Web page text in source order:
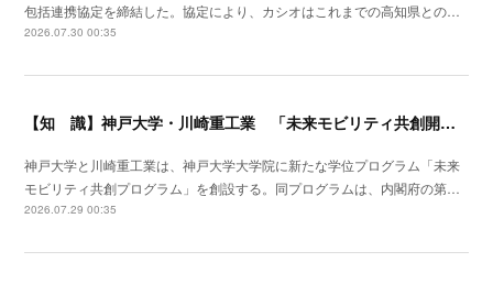
包括連携協定を締結した。協定により、カシオはこれまでの高知県との…
2026.07.30 00:35
【知 識】神戸大学・川崎重工業 「未来モビリティ共創開発拠点」形成
神戸大学と川崎重工業は、神戸大学大学院に新たな学位プログラム「未来
モビリティ共創プログラム」を創設する。同プログラムは、内閣府の第…
2026.07.29 00:35